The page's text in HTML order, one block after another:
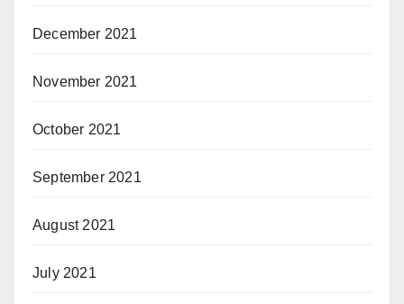
December 2021
November 2021
October 2021
September 2021
August 2021
July 2021